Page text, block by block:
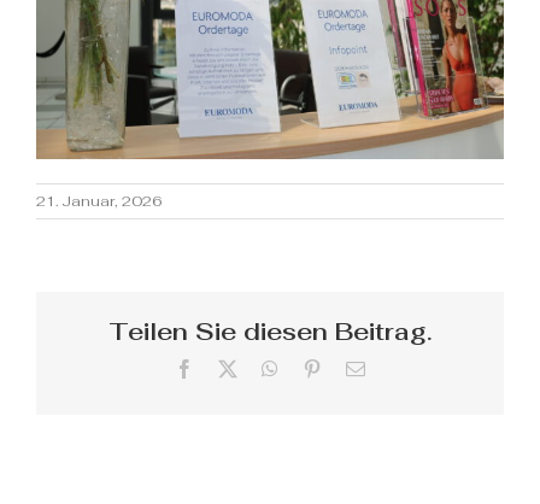
21. Januar, 2026
Teilen Sie diesen Beitrag.
Facebook WhatsApp
Pinterest
E-